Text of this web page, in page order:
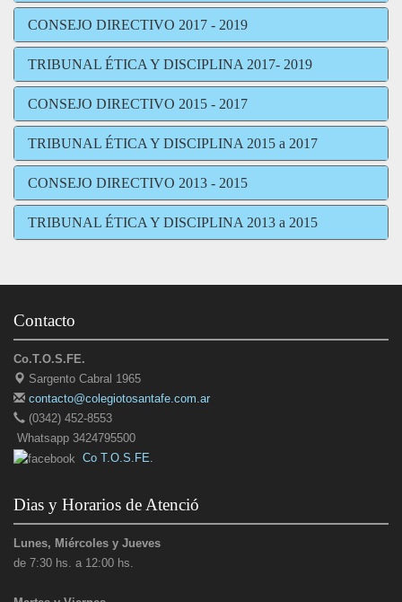
CONSEJO DIRECTIVO 2017 - 2019
TRIBUNAL ÉTICA Y DISCIPLINA 2017- 2019
CONSEJO DIRECTIVO 2015 - 2017
TRIBUNAL ÉTICA Y DISCIPLINA 2015 a 2017
CONSEJO DIRECTIVO 2013 - 2015
TRIBUNAL ÉTICA Y DISCIPLINA 2013 a 2015
Contacto
Co.T.O.S.FE.
Sargento Cabral 1965
contacto@colegiotosantafe.com.ar
(0342) 452-8553
Whatsapp 3424795500
Co T.O.S.FE.
Dias y Horarios de Atenció
Lunes, Miércoles y Jueves
de 7:30 hs. a 12:00 hs.